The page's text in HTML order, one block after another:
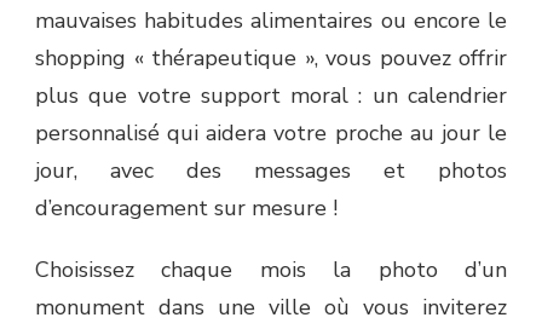
mauvaises habitudes alimentaires ou encore le
shopping « thérapeutique », vous pouvez offrir
plus que votre support moral : un calendrier
personnalisé qui aidera votre proche au jour le
jour, avec des messages et photos
d’encouragement sur mesure !
Choisissez chaque mois la photo d’un
monument dans une ville où vous inviterez